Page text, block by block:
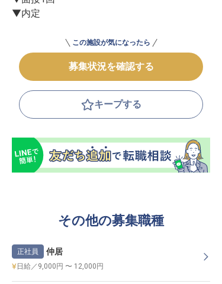
▼内定
この施設が気になったら
募集状況を確認する
キープする
その他の募集職種
正社員 仲居
日給／9,000円 〜 12,000円